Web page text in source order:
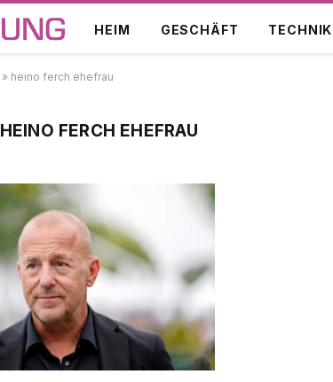
HEIM GESCHÄFT TECHNIK
» heino ferch ehefrau
HEINO FERCH EHEFRAU